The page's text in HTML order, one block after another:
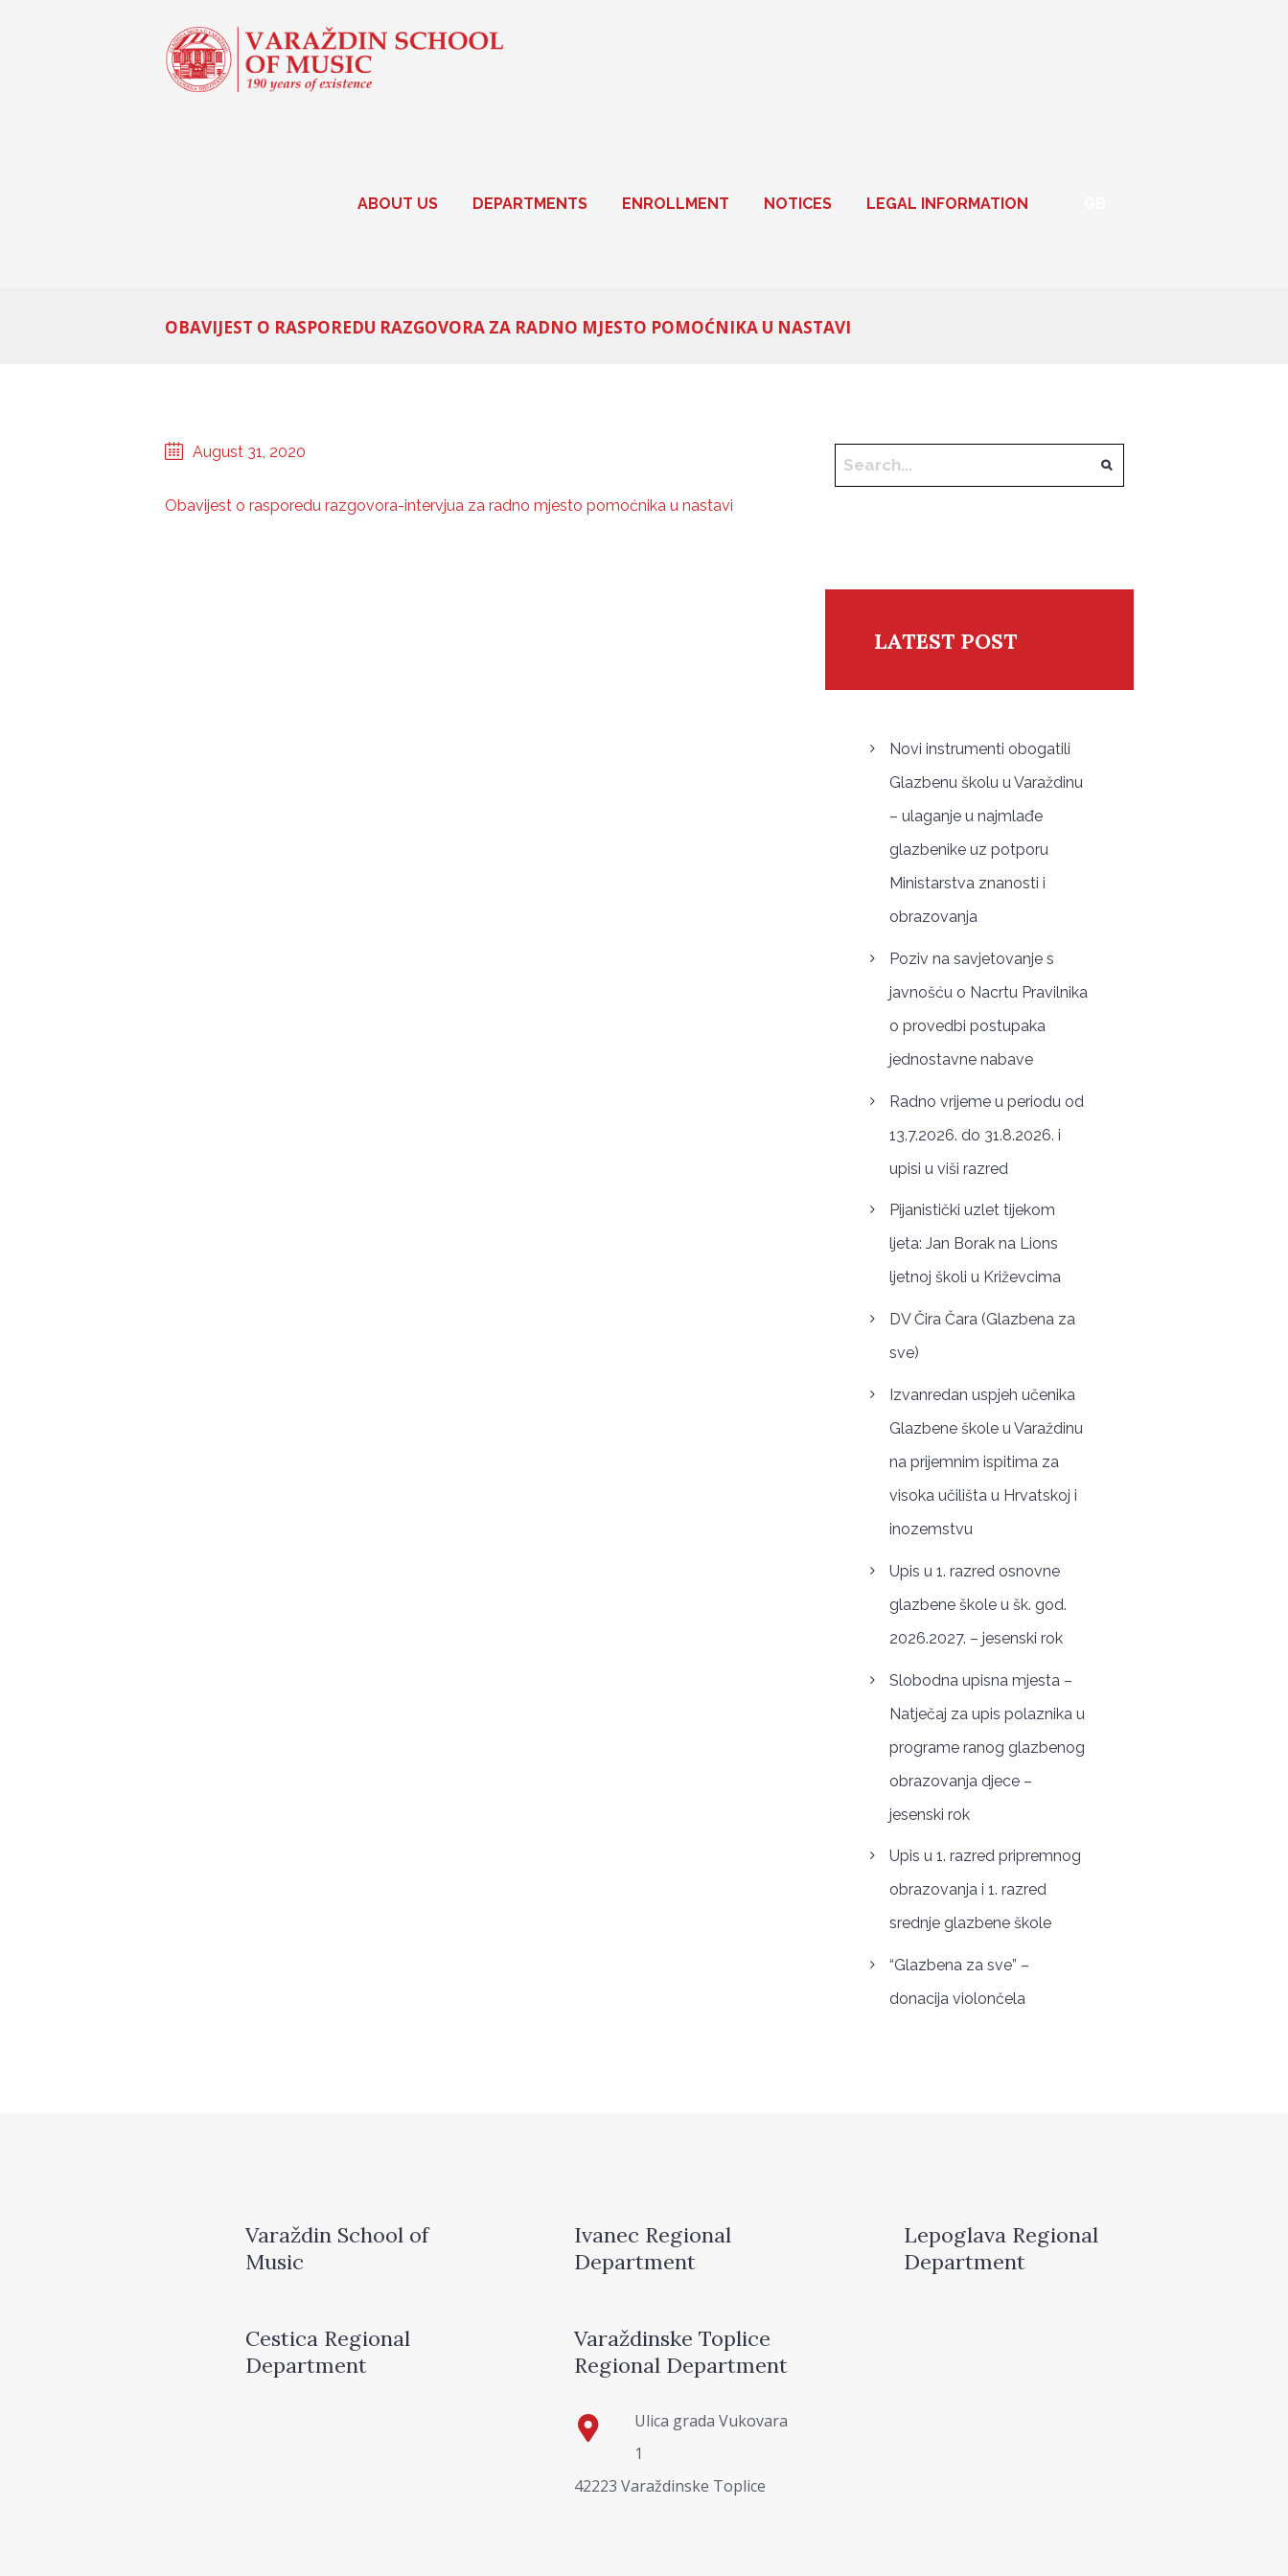
ABOUT US DEPARTMENTS ENROLLMENT NOTICES LEGAL INFORMATION
OBAVIJEST O RASPOREDU RAZGOVORA ZA RADNO MJESTO POMOĆNIKA U NASTAVI
August 31, 2020
Obavijest o rasporedu razgovora-intervjua za radno mjesto pomoćnika u nastavi
LATEST POST
Novi instrumenti obogatili
Glazbenu školu u Varaždinu
– ulaganje u najmlađe
glazbenike uz potporu
Ministarstva znanosti i
obrazovanja
Poziv na savjetovanje s
javnošću o Nacrtu Pravilnika
o provedbi postupaka
jednostavne nabave
Radno vrijeme u periodu od
13.7.2026. do 31.8.2026. i
upisi u viši razred
Pijanistički uzlet tijekom
ljeta: Jan Borak na Lions
ljetnoj školi u Križevcima
DV Čira Čara (Glazbena za
sve)
Izvanredan uspjeh učenika
Glazbene škole u Varaždinu
na prijemnim ispitima za
visoka učilišta u Hrvatskoj i
inozemstvu
Upis u 1. razred osnovne
glazbene škole u šk. god.
2026.2027. – jesenski rok
Slobodna upisna mjesta –
Natječaj za upis polaznika u
programe ranog glazbenog
obrazovanja djece –
jesenski rok
Upis u 1. razred pripremnog
obrazovanja i 1. razred
srednje glazbene škole
“Glazbena za sve” –
donacija violončela
Varaždin School of
Music
Ivanec Regional
Department
Lepoglava Regional
Department
Cestica Regional
Department
Varaždinske Toplice
Regional Department
Ulica grada Vukovara
1
42223 Varaždinske Toplice